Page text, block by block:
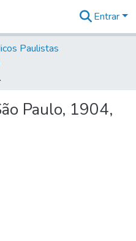
Entrar
Paulistas
3820
Paulo, 1904,